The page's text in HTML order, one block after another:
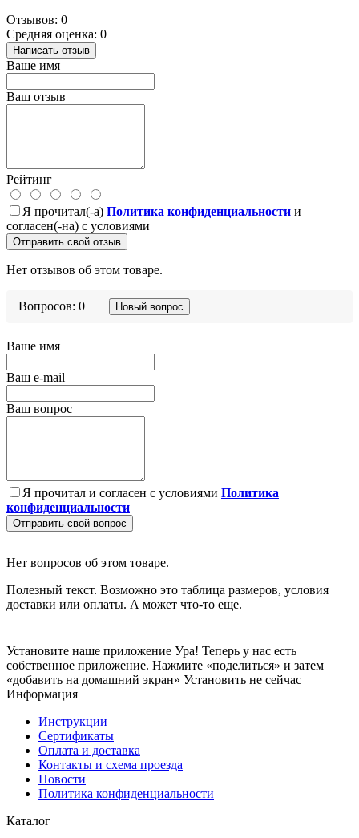
Отзывов: 0
Средняя оценка: 0
Написать отзыв
Ваше имя
Ваш отзыв
Рейтинг
Я прочитал(-а) Политика конфиденциальности и
согласен(-на) с условиями
Отправить свой отзыв
Нет отзывов об этом товаре.
Вопросов: 0 Новый вопрос
Ваше имя
Ваш e-mail
Ваш вопрос
Я прочитал и согласен с условиями Политика
конфиденциальности
Отправить свой вопрос
Нет вопросов об этом товаре.
Полезный текст. Возможно это таблица размеров, условия
доставки или оплаты. А может что-то еще.
Установите наше приложение Ура! Теперь у нас есть
собственное приложение. Нажмите «поделиться» и затем
«добавить на домашний экран» Установить не сейчас
Информация
Инструкции
Сертификаты
Оплата и доставка
Контакты и схема проезда
Новости
Политика конфиденциальности
Каталог